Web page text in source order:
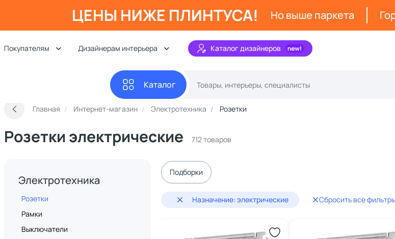
ЦЕНЫ НИЖЕ ПЛИНТУСА! Но выше паркета
Покупателям Дизайнерам интерьера Каталог дизайнеров
Каталог
Главная Интернет-магазин Электротехника Розетки
Розетки электрические 712 товаров
Электротехника
Розетки
Рамки
Выключатели
Подборки
Назначение: электрические Сбросить все